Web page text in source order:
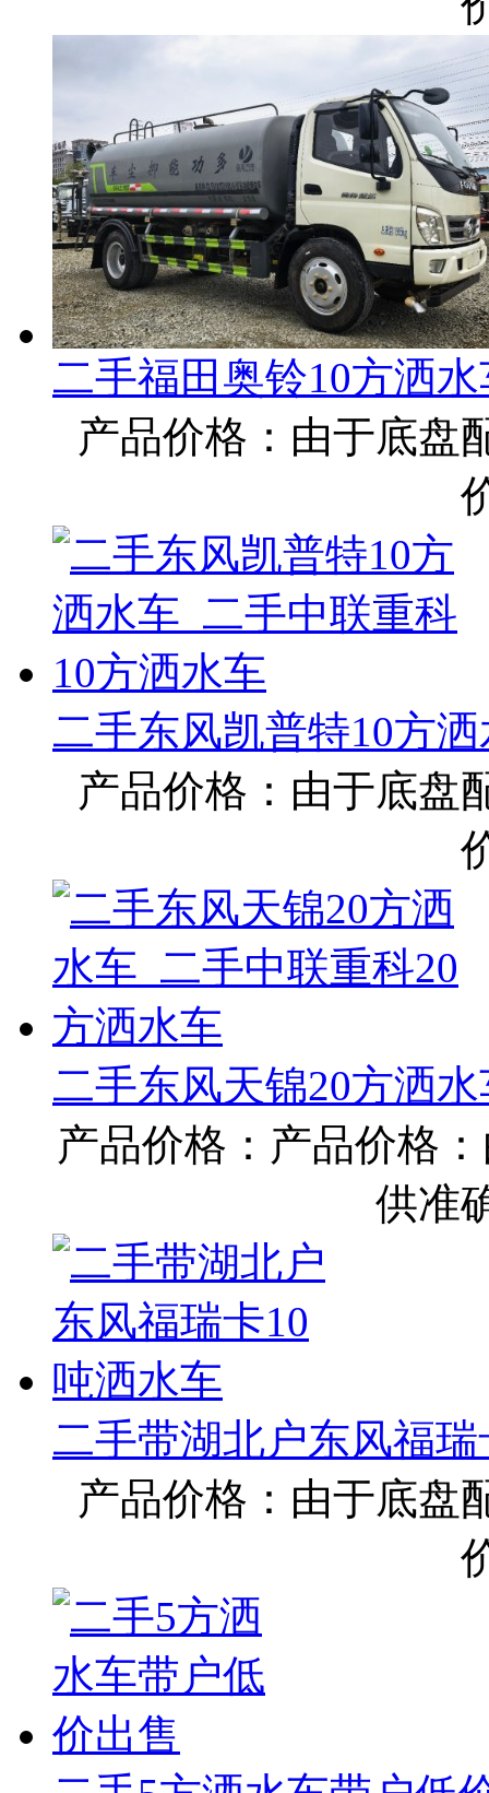
二手福田奥铃10方洒
产品价格：由于底盘
二手东风凯普特10方
产品价格：由于底盘
二手东风天锦20方洒
产品价格：产品价格
供准
二手带湖北户东风福
产品价格：由于底盘